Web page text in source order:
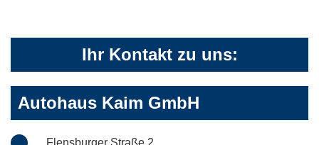
Ihr Kontakt zu uns:
Autohaus Kaim GmbH
Flensburger Straße 2